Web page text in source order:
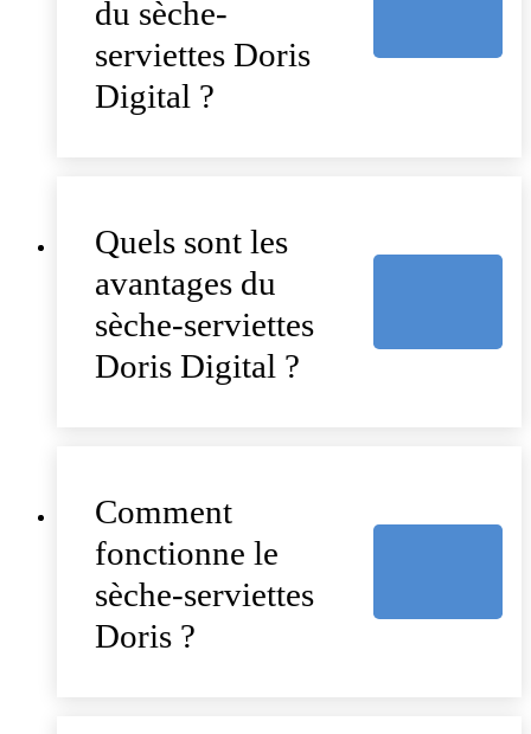
du sèche-
serviettes Doris
Digital ?
Quels sont les
avantages du
sèche-serviettes
Doris Digital ?
Comment
fonctionne le
sèche-serviettes
Doris ?